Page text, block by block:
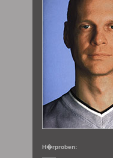
H�rproben: